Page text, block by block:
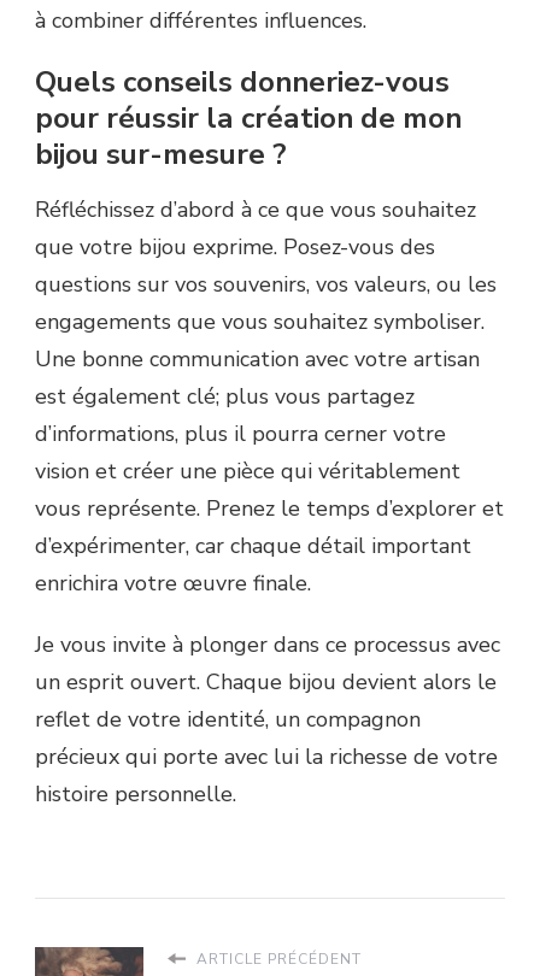
à combiner différentes influences.
Quels conseils donneriez-vous
pour réussir la création de mon
bijou sur-mesure ?
Réfléchissez d’abord à ce que vous souhaitez
que votre bijou exprime. Posez-vous des
questions sur vos souvenirs, vos valeurs, ou les
engagements que vous souhaitez symboliser.
Une bonne communication avec votre artisan
est également clé; plus vous partagez
d’informations, plus il pourra cerner votre
vision et créer une pièce qui véritablement
vous représente. Prenez le temps d’explorer et
d’expérimenter, car chaque détail important
enrichira votre œuvre finale.
Je vous invite à plonger dans ce processus avec
un esprit ouvert. Chaque bijou devient alors le
reflet de votre identité, un compagnon
précieux qui porte avec lui la richesse de votre
histoire personnelle.
ARTICLE PRÉCÉDENT